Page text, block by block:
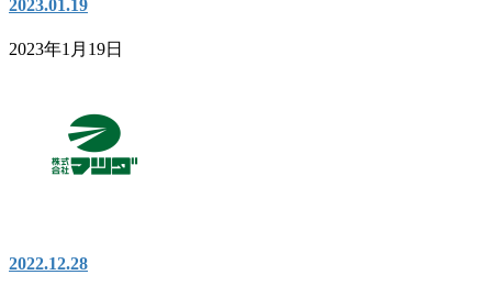
2023.01.19
2023年1月19日
2022.12.28